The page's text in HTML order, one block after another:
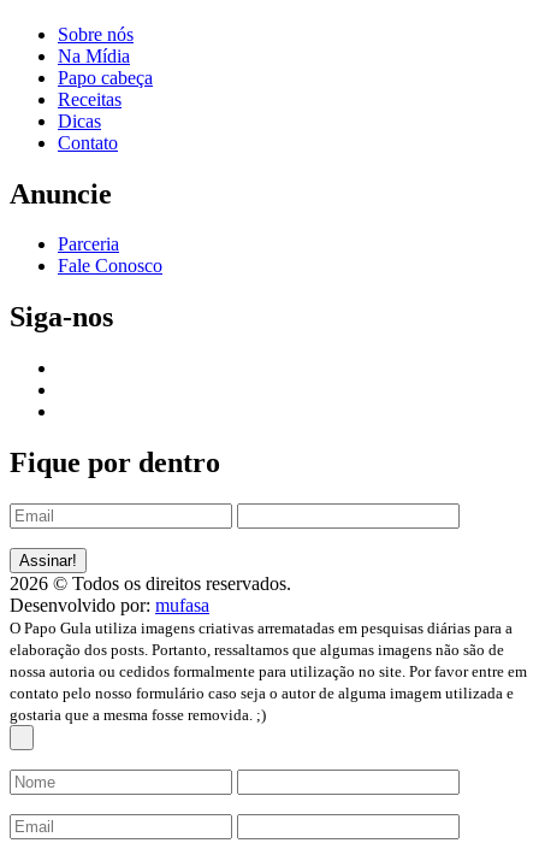
Sobre nós
Na Mídia
Papo cabeça
Receitas
Dicas
Contato
Anuncie
Parceria
Fale Conosco
Siga-nos
Fique por dentro
2026 © Todos os direitos reservados.
Desenvolvido por: mufasa
O Papo Gula utiliza imagens criativas arrematadas em pesquisas diárias para a
elaboração dos posts. Portanto, ressaltamos que algumas imagens não são de
nossa autoria ou cedidos formalmente para utilização no site. Por favor entre em
contato pelo nosso formulário caso seja o autor de alguma imagem utilizada e
gostaria que a mesma fosse removida. ;)